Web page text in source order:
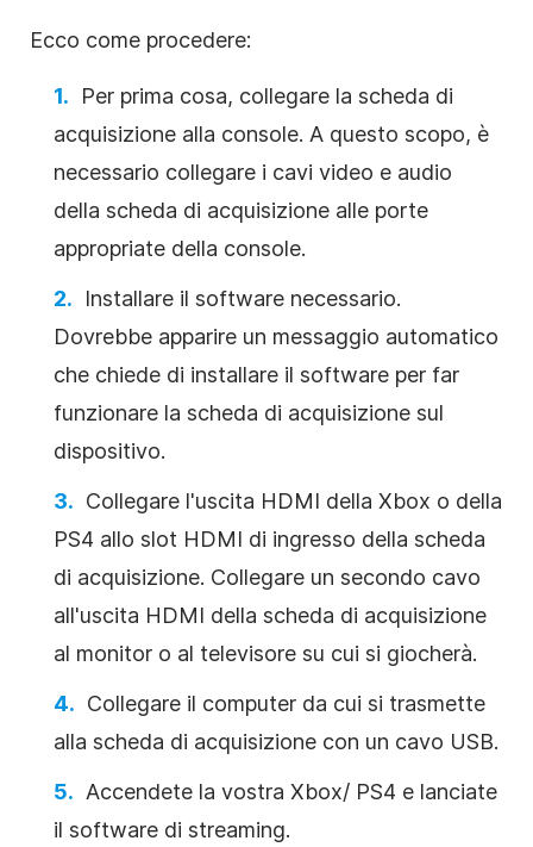
Ecco come procedere:
Per prima cosa, collegare la scheda di
acquisizione alla console. A questo scopo, è
necessario collegare i cavi video e audio
della scheda di acquisizione alle porte
appropriate della console.
Installare il software necessario.
Dovrebbe apparire un messaggio automatico
che chiede di installare il software per far
funzionare la scheda di acquisizione sul
dispositivo.
Collegare l'uscita HDMI della Xbox o della
PS4 allo slot HDMI di ingresso della scheda
di acquisizione. Collegare un secondo cavo
all'uscita HDMI della scheda di acquisizione
al monitor o al televisore su cui si giocherà.
Collegare il computer da cui si trasmette
alla scheda di acquisizione con un cavo USB.
Accendete la vostra Xbox/ PS4 e lanciate
il software di streaming.